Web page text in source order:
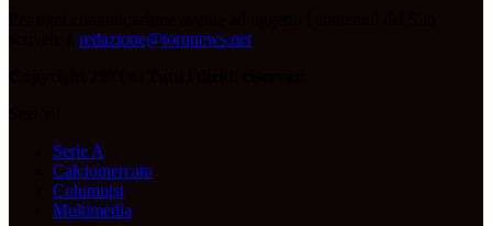
redazione@toronews.net
Serie A
Calciomercato
Columnist
Multimedia